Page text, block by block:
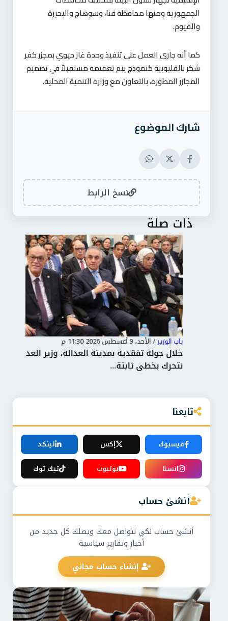
الجمهورية ومنها محافظة قنا، وسوهاج والبحيرة
والفيوم.
كما أنه جارى العمل على تنفيذ وحدة غاز حيوي بمجزر كفر
شكر بالقليوبية كنموذج يتم تعميمه مستقبلاً في تصميم
المجازر المطورة، بالتعاون مع وزارة التنمية المحلية.
شارك الموضوع
نسخ الرابط
ذات صلة
باب الوزير/ الأحد، 9 أغسطس 2026 11:30 م
خلال جولة تفقدية بمدينة العدالة، وزير العدل:
نتحرك بخطى ثابتة...
تابعنا
فيسبوك إكس
لينكد
انستا
يوتيوب تيك توك
أنشئ حساب
أنشئ حساب لكي نتواصل معك ويصلك كل جديد من
أخبار وتقارير سياسية
إنشاء حساب مجاني